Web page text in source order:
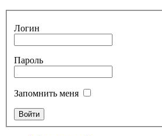
Логин
Пароль
Запомнить меня